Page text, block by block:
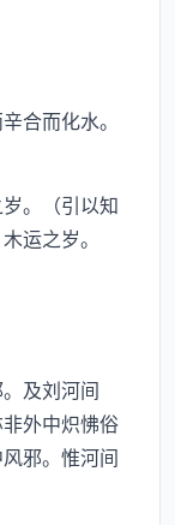
合而化水。
。（引以知
运之岁。
及刘河间
外中炽怫俗
邪。惟河间